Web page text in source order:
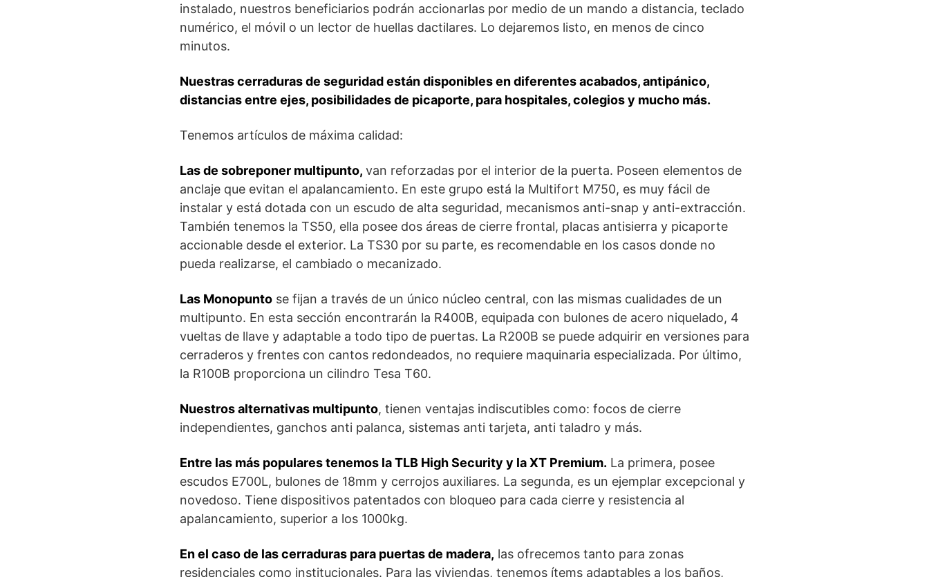
instalado, nuestros beneficiarios podrán accionarlas por medio de un mando a distancia, teclado
numérico, el móvil o un lector de huellas dactilares. Lo dejaremos listo, en menos de cinco
minutos.
Nuestras cerraduras de seguridad están disponibles en diferentes acabados, antipánico,
distancias entre ejes, posibilidades de picaporte, para hospitales, colegios y mucho más.
Tenemos artículos de máxima calidad:
Las de sobreponer multipunto, van reforzadas por el interior de la puerta. Poseen elementos de
anclaje que evitan el apalancamiento. En este grupo está la Multifort M750, es muy fácil de
instalar y está dotada con un escudo de alta seguridad, mecanismos anti-snap y anti-extracción.
También tenemos la TS50, ella posee dos áreas de cierre frontal, placas antisierra y picaporte
accionable desde el exterior. La TS30 por su parte, es recomendable en los casos donde no
pueda realizarse, el cambiado o mecanizado.
Las Monopunto se fijan a través de un único núcleo central, con las mismas cualidades de un
multipunto. En esta sección encontrarán la R400B, equipada con bulones de acero niquelado, 4
vueltas de llave y adaptable a todo tipo de puertas. La R200B se puede adquirir en versiones para
cerraderos y frentes con cantos redondeados, no requiere maquinaria especializada. Por último,
la R100B proporciona un cilindro Tesa T60.
Nuestros alternativas multipunto, tienen ventajas indiscutibles como: focos de cierre
independientes, ganchos anti palanca, sistemas anti tarjeta, anti taladro y más.
Entre las más populares tenemos la TLB High Security y la XT Premium. La primera, posee
escudos E700L, bulones de 18mm y cerrojos auxiliares. La segunda, es un ejemplar excepcional y
novedoso. Tiene dispositivos patentados con bloqueo para cada cierre y resistencia al
apalancamiento, superior a los 1000kg.
En el caso de las cerraduras para puertas de madera, las ofrecemos tanto para zonas
residenciales como institucionales. Para las viviendas, tenemos ítems adaptables a los baños,